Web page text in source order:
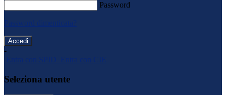
Password
Password dimenticata?
-
Entra con SPID
Entra con CIE
Seleziona utente